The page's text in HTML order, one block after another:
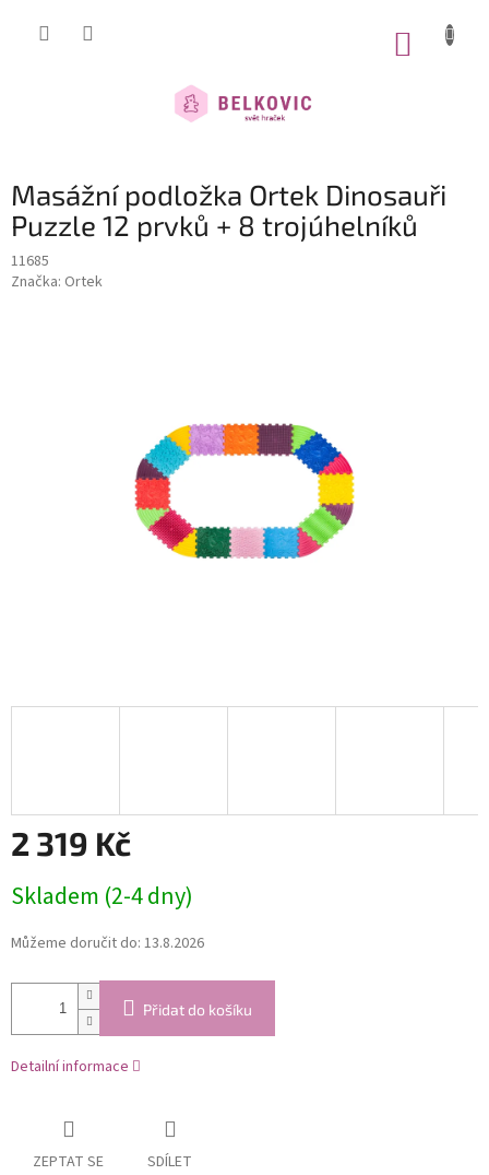
Masážní podložka Ortek Dinosauři
Puzzle 12 prvků + 8 trojúhelníků
11685
Značka: Ortek
2 319 Kč
cena:
Skladem (2-4 dny)
Můžeme doručit do: 13.8.2026
Přidat do košíku
Detailní informace
ZEPTAT SE SDÍLET